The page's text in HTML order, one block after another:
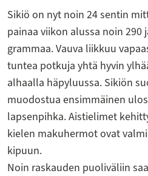
Sikiö on nyt noin 24 sentin
painaa viikon alussa noin 290
grammaa. Vauva liikkuu
tuntea potkuja yhtä hyvin
alhaalla häpyluussa. Sikiön
muodostua ensimmäinen
lapsenpihka. Aistielimet
kielen makuhermot ovat
kipuun.
Noin raskauden puoliväliin